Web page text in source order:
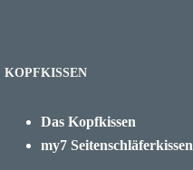
KOPFKISSEN
Das Kopfkissen
my7 Seitenschläferkissen